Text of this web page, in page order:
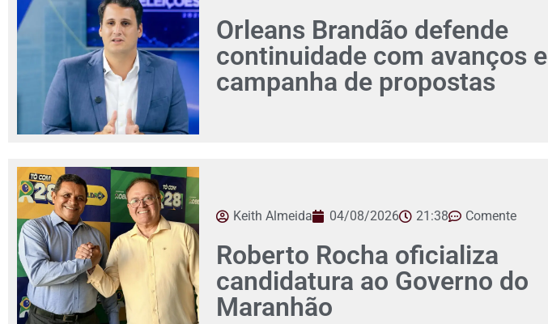
Orleans Brandão defende
continuidade com avanços e
campanha de propostas
Keith Almeida 04/08/2026 21:38 Comente
Roberto Rocha oficializa
candidatura ao Governo do
Maranhão